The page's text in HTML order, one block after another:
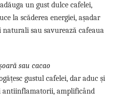
un gust dulce cafelei,
la scăderea energiei, așadar
sau savurează cafeaua
sau cacao
gustul cafelei, dar aduc și
antiinflamatorii, amplificând